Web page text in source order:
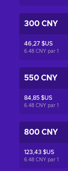
300 CNY
46,27 $US
6.48 CNY par 1
550 CNY
84,85 $US
6.48 CNY par 1
800 CNY
123,43 $US
6.48 CNY par 1